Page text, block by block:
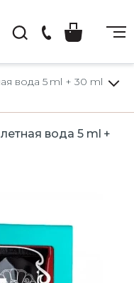
22
вода 5 ml + 30 ml
вода 5 ml +